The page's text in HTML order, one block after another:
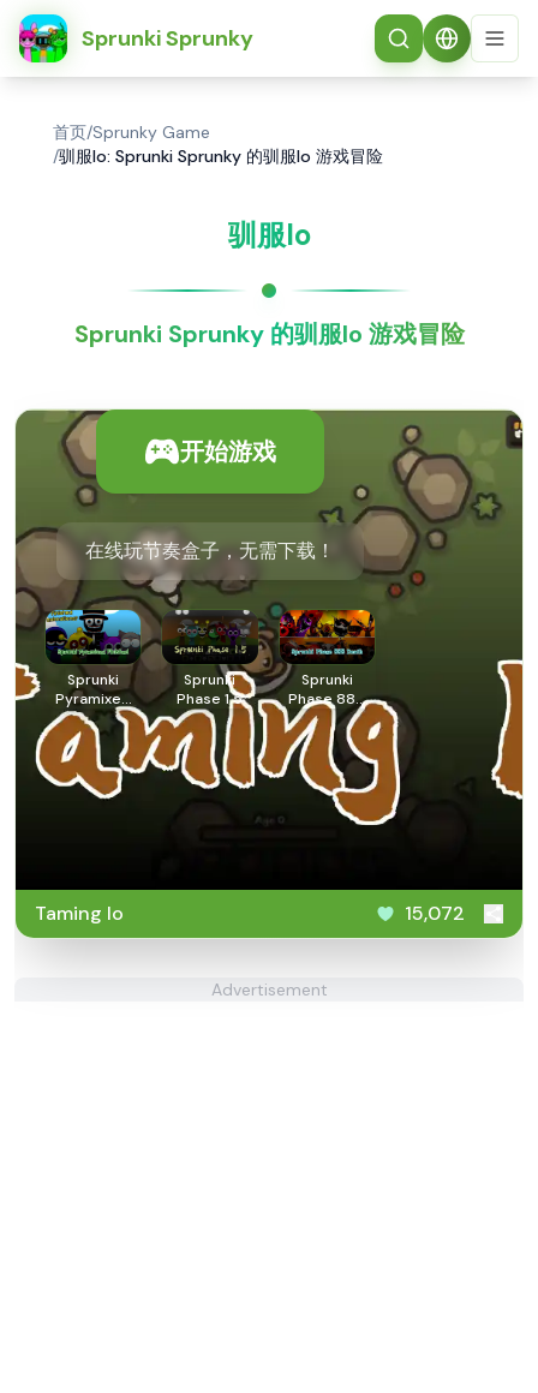
Sprunki Sprunky
简体中文
首页/Sprunky Game
/驯服Io: Sprunki Sprunky 的驯服Io 游戏冒险
驯服Io
Sprunki Sprunky 的驯服Io 游戏冒险
开始游戏
在线玩节奏盒子，无需下载！
Sprunki
Pyramixed
Finished
Sprunki
Phase 1.5
Sprunki
Phase 888
Death
Taming Io 15,072
Advertisement